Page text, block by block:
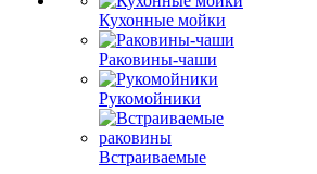
Кухонные мойки
Раковины-чаши
Рукомойники
Встраиваемые